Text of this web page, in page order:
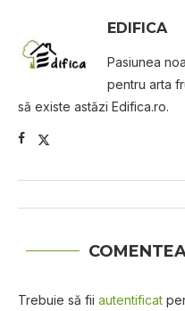
EDIFICA
Pasiunea
pentru arta
să existe astăzi Edifica.ro.
Trebuie să fii autentificat